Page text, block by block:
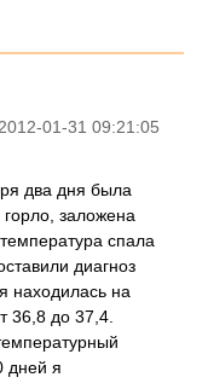
2012-01-31 09:21:05
два дня была
заложена
спала
диагноз
находилась на
36,8 до 37,4.
дней я